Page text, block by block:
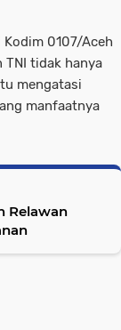
0107/Aceh
tidak hanya
mengatasi
manfaatnya
Relawan